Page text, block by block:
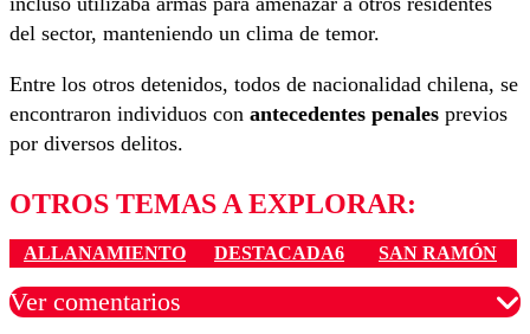
del sector, manteniendo un clima de temor.
Entre los otros detenidos, todos de nacionalidad chilena, se
encontraron individuos con antecedentes penales previos
por diversos delitos.
OTROS TEMAS A EXPLORAR:
ALLANAMIENTO DESTACADA6 SAN RAMÓN
Ver comentarios